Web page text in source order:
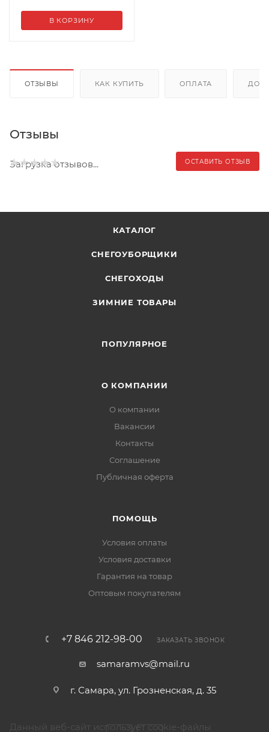
В КОРЗИНУ
ОТЗЫВЫ КАК КУПИТЬ ОПЛАТА
Отзывы
ОСТАВИТЬ ОТЗЫВ
Загрузка отзывов...
КАТАЛОГ
СНЕГОУБОРЩИКИ
СНЕГОХОДЫ
ЗИМНИЕ ТОВАРЫ
ПОПУЛЯРНОЕ
О КОМПАНИИ
О компании
Вакансии
Контакты
Соглашение
Публичная оферта
ПОМОЩЬ
Условия оплаты
Условия доставки
Гарантия на товар
Оптовым покупателям
+7 846 212-98-00 ЗАКАЗАТЬ ЗВОНОК
samaramvs@mail.ru
г. Самара, ул. Грозненская, д. 35
Данный веб-сайт использует cookie-файлы